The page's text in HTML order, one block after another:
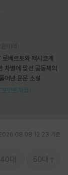
베르토와 멕시코계
차별에 맞선 공동체의
어낸 운문 소설.
인트차감)
12:23 기준
40대 50대